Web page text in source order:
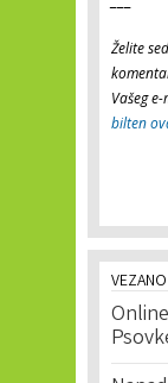
Želite
Vašeg
bilten
VEZANO